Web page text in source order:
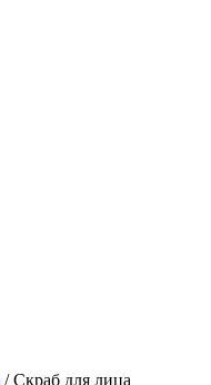
/ Cкраб для лица